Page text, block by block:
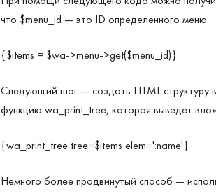
что $menu_id — это ID определённого меню.
{$items = $wa->menu->get($menu_id)}
Следующий шаг — создать HTML структуру
функцию wa_print_tree, которая выведет
{wa_print_tree tree=$items elem=':name'}
Немного более продвинутый способ —